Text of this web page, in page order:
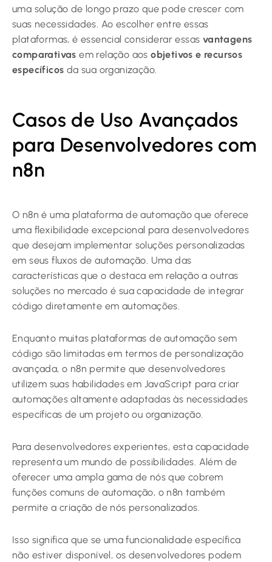
uma solução de longo prazo que pode crescer com
suas necessidades. Ao escolher entre essas
plataformas, é essencial considerar essas vantagens
comparativas em relação aosobjetivos e recursos
específicos da sua organização.
Casos de Uso Avançados
para Desenvolvedores com
n8n
O n8n é uma plataforma de automação que oferece
uma flexibilidade excepcional para desenvolvedores
que desejam implementar soluções personalizadas
em seus fluxos de automação. Uma das
características que o destaca em relação a outras
soluções no mercado é sua capacidade de integrar
código diretamente em automações.
Enquanto muitas plataformas de automação sem
código são limitadas em termos de personalização
avançada, o n8n permite que desenvolvedores
utilizem suas habilidades em JavaScript para criar
automações altamente adaptadas às necessidades
específicas de um projeto ou organização.
Para desenvolvedores experientes, esta capacidade
representa um mundo de possibilidades. Além de
oferecer uma ampla gama de nós que cobrem
funções comuns de automação, o n8n também
permite a criação de nós personalizados.
Isso significa que se uma funcionalidade específica
não estiver disponível, os desenvolvedores podem